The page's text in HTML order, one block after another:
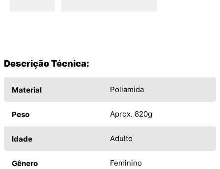
Descrição Técnica:
Material Poliamida
Peso Aprox. 820g
Idade Adulto
Gênero Feminino